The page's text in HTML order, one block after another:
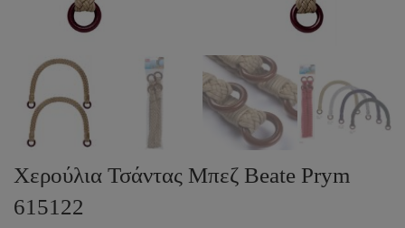
Χερούλια Τσάντας Μπεζ Beate Prym
615122